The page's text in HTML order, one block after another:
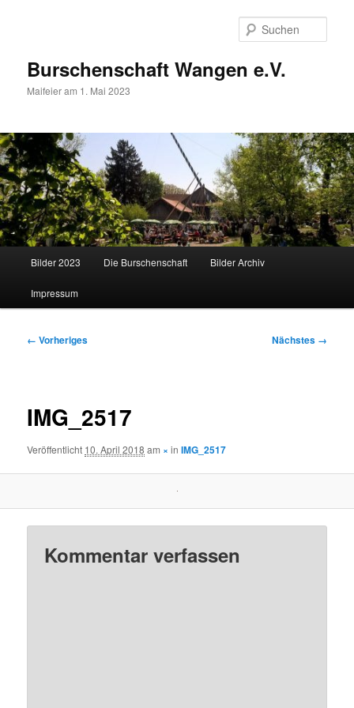
Burschenschaft Wangen e.V.
Maifeier am 1. Mai 2023
Bilder 2023 Die Burschenschaft Bilder Archiv
Impressum
Bilder-
← Vorheriges Nächstes →
IMG_2517
Veröffentlicht 10. April 2018 am ×inIMG_2517
Kommentar verfassen